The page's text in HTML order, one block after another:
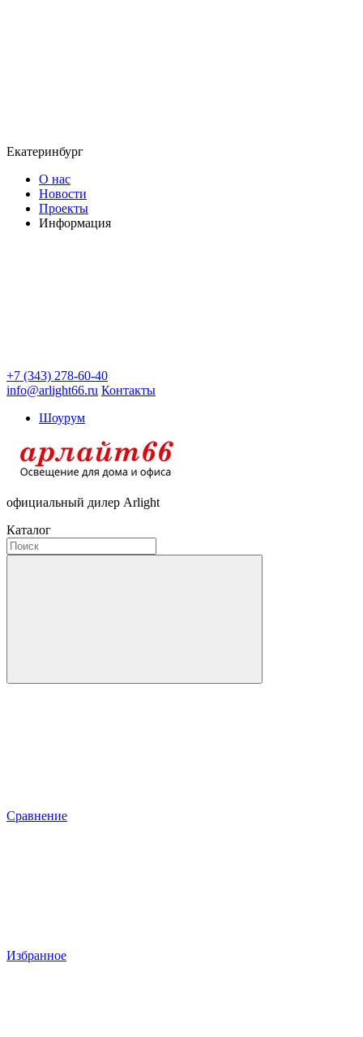
Екатеринбург
О нас
Новости
Проекты
Информация
+7 (343) 278-60-40
info@arlight66.ru Контакты
Шоурум
официальный дилер Arlight
Каталог
Сравнение
Избранное